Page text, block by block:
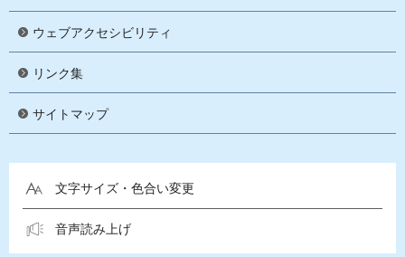
ウェブアクセシビリティ
リンク集
サイトマップ
文字サイズ・色合い変更
音声読み上げ